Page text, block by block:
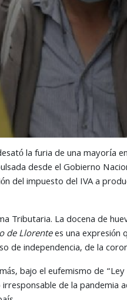
la furia de una mayoría
desde el Gobierno
del impuesto del IVA a
Tributaria. La docena de
de Llorentees una expresión
de independencia, de la
bajo el eufemismo de
de la pandemia